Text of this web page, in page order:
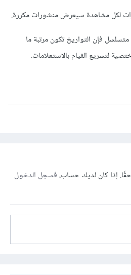
لكل مشاهدة سيعرض منشورات مكررة.
فإن التواريخ تكون مرتبة ما
لتسريع القيام بالاستعلامات.
إذا كان لديك حساب،فسجل الدخول